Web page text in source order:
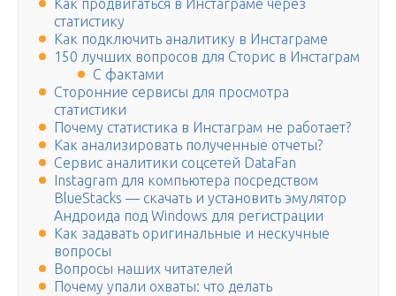
Как продвигаться в Инстаграме через
статистику
Как подключить аналитику в Инстаграме
150 лучших вопросов для Сторис в Инстаграм
С фактами
Сторонние сервисы для просмотра
статистики
Почему статистика в Инстаграм не работает?
Как анализировать полученные отчеты?
Сервис аналитики соцсетей DataFan
Instagram для компьютера посредством
BlueStacks — скачать и установить эмулятор
Андроида под Windows для регистрации
Как задавать оригинальные и нескучные
вопросы
Вопросы наших читателей
Почему упали охваты: что делать